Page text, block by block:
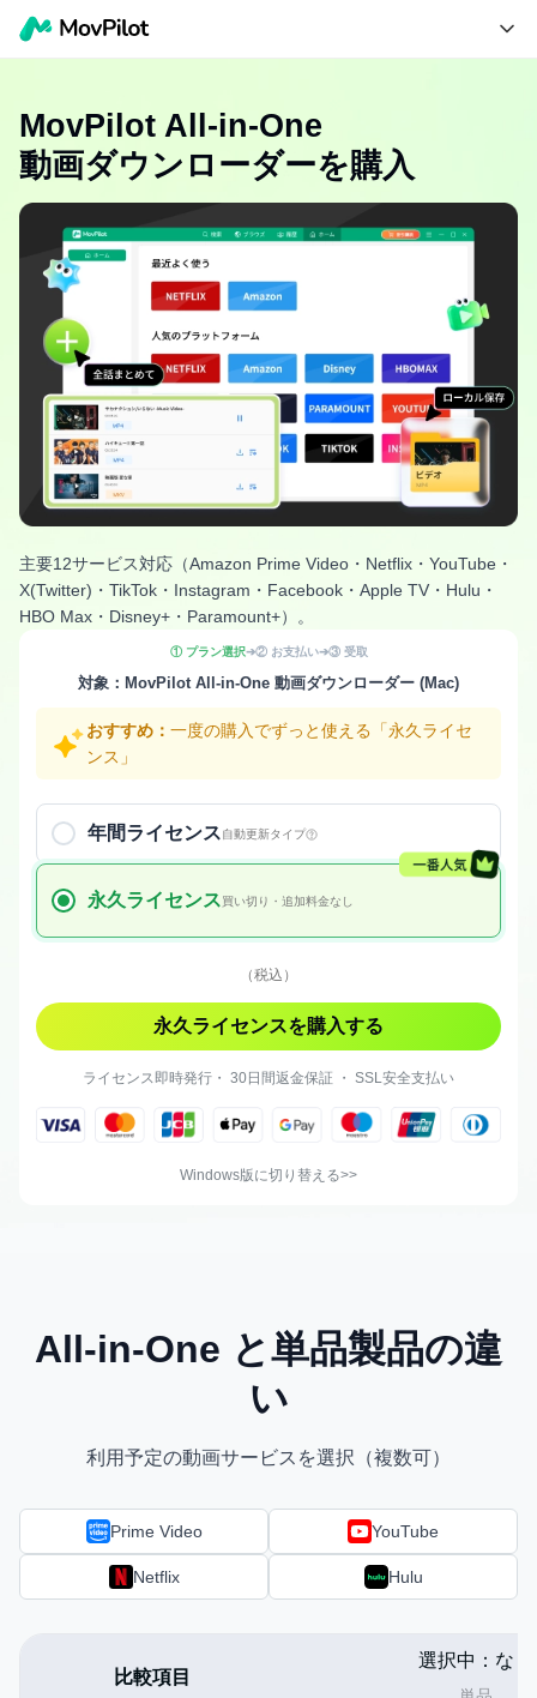
MovPilot All-in-One
動画ダウンローダーを購入
主要12サービス対応（Amazon Prime Video・Netflix・YouTube・
X(Twitter)・TikTok・Instagram・Facebook・Apple TV・Hulu・
HBO Max・Disney+・Paramount+）。
① プラン選択➔② お支払い➔③ 受取
対象：MovPilot All-in-One 動画ダウンローダー (Mac)
おすすめ： 一度の購入でずっと使える「永久ライセ
ンス」
年間ライセンス自動更新タイプ
永久ライセンス買い切り・追加料金なし
（税込）
永久ライセンスを購入する
ライセンス即時発行・ 30日間返金保証 ・ SSL安全支払い
Windows版に切り替える
All-in-One と単品製品の違
い
利用予定の動画サービスを選択（複数可）
Prime Video YouTube
Netflix Hulu
比較項目
選択中： なし